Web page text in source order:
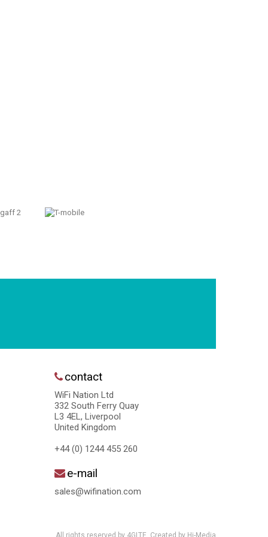
contact
WiFi Nation Ltd
332 South Ferry Quay
L3 4EL, Liverpool
United Kingdom
+44 (0) 1244 455 260
e-mail
sales@wifination.com
All rights reserved by 4GLTE. Created by Hi-Media